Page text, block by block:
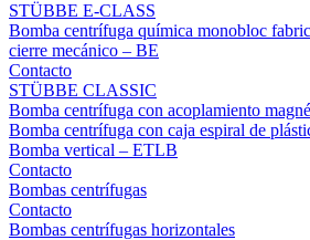
STÜBBE E-CLASS
Bomba centrífuga química monobloc
cierre mecánico – BE
Contacto
STÜBBE CLASSIC
Bomba centrífuga con acoplamiento
Bomba centrífuga con caja espiral de
Bomba vertical – ETLB
Contacto
Bombas centrífugas
Contacto
Bombas centrífugas horizontales